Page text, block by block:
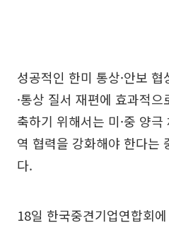
성공적인 한미 통상·안보
·통상 질서 재편에 효과적
축하기 위해서는 미·중 양
역 협력을 강화해야 한다는
다.
18일 한국중견기업연합회